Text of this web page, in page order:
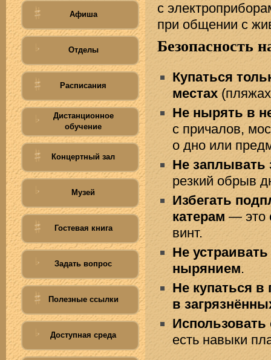
Афиша
Отделы
Расписания
Дистанционное
обучение
Концертный зал
Музей
Гостевая книга
Задать вопрос
Полезные ссылки
Доступная среда
с
при общении с
Безопасность
Купаться
местах
Не нырять в
с причалов,
о дно или
Не заплывать
резкий обрыв
Избегать
катерам — это
винт.
Не
нырянием.
Не купаться в
в
есть навыки